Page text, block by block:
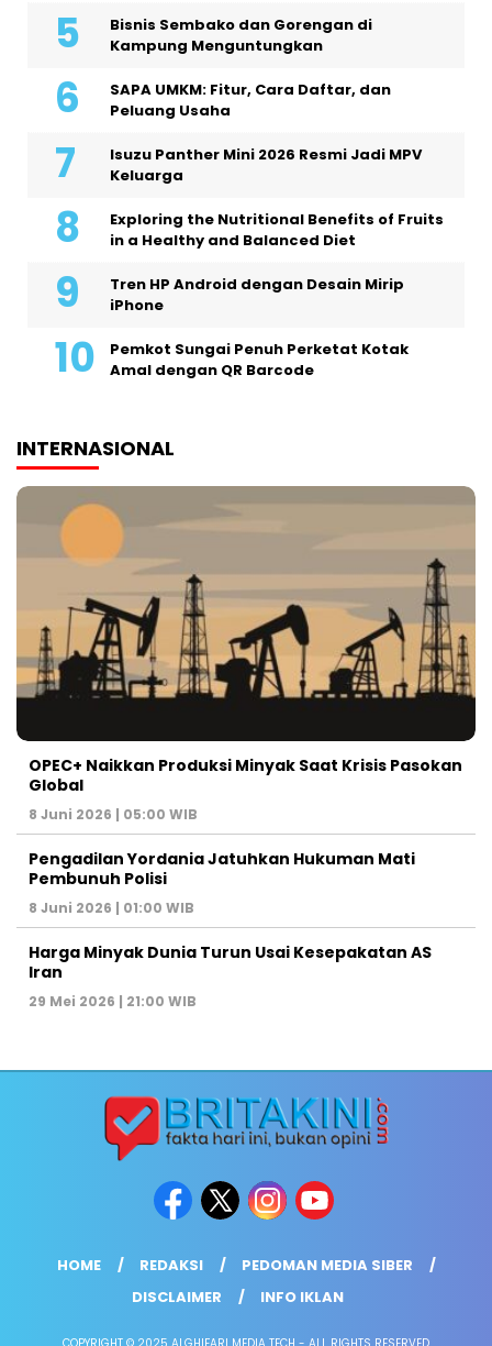
Bisnis Sembako dan Gorengan di
Kampung Menguntungkan
SAPA UMKM: Fitur, Cara Daftar, dan
Peluang Usaha
Isuzu Panther Mini 2026 Resmi Jadi MPV
Keluarga
Exploring the Nutritional Benefits of Fruits
in a Healthy and Balanced Diet
Tren HP Android dengan Desain Mirip
iPhone
Pemkot Sungai Penuh Perketat Kotak
Amal dengan QR Barcode
INTERNASIONAL
OPEC+ Naikkan Produksi Minyak Saat Krisis Pasokan
Global
8 Juni 2026 | 05:00 WIB
Pengadilan Yordania Jatuhkan Hukuman Mati
Pembunuh Polisi
8 Juni 2026 | 01:00 WIB
Harga Minyak Dunia Turun Usai Kesepakatan AS
Iran
29 Mei 2026 | 21:00 WIB
HOME REDAKSI
PEDOMAN MEDIA SIBER
DISCLAIMER
INFO IKLAN